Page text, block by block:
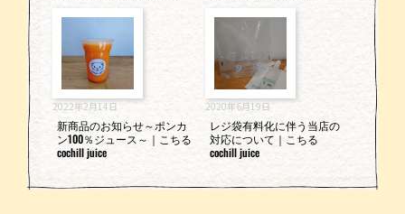
2022年2月14日
新商品のお知らせ～ポンカ
ン100％ジュース～｜こちる
cochill juice
2020年6月19日
レジ袋有料化に伴う当店の
対応について｜こちる
cochill juice